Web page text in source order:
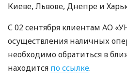
Киеве, Львове, Днепре и
С 02 сентября клиентам АО
осуществления наличных
необходимо обратиться в
находится по ссылке.